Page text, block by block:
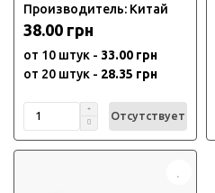
Производитель: Китай
38.00 грн
от 10 штук - 33.00 грн
от 20 штук - 28.35 грн
Отсутствует